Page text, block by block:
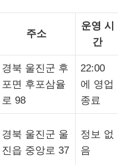
주소
운영 시
간
경북 울진군 후
포면 후포삼율
로 98
22:00
에 영업
종료
경북 울진군 울
진읍 중앙로 37
정보 없
음